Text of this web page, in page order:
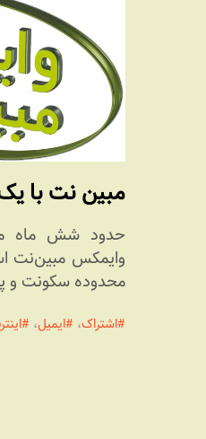
مبین نت با
حدود شش ماه
وایمکس مبین‌‌نت
محدوده سکونت
اشتراک، ایمیل،